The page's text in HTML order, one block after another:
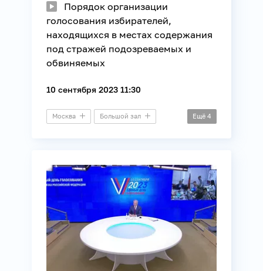
Порядок организации
голосования избирателей,
находящихся в местах содержания
под стражей подозреваемых и
обвиняемых
10 сентября 2023 11:30
Москва Большой зал Ещё 4